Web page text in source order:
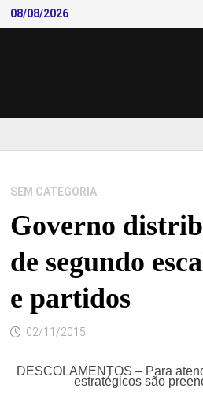
Skip
to
08/08/2026
SEM CATEGORIA
Governo
de segundo
e partidos
02/11/2015
DESCOLAMENTOS – Para
estratégicos são